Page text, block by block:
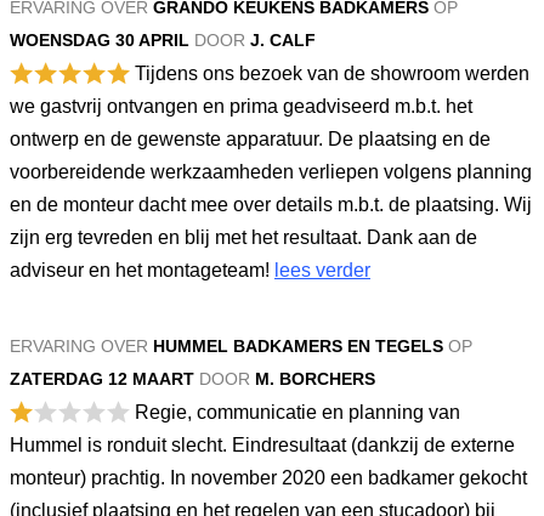
ERVARING OVER GRANDO KEUKENS BADKAMERS OP
WOENSDAG 30 APRIL DOOR J. CALF
Tijdens ons bezoek van de showroom werden
we gastvrij ontvangen en prima geadviseerd m.b.t. het
ontwerp en de gewenste apparatuur. De plaatsing en de
voorbereidende werkzaamheden verliepen volgens planning
en de monteur dacht mee over details m.b.t. de plaatsing. Wij
zijn erg tevreden en blij met het resultaat. Dank aan de
adviseur en het montageteam! lees verder
ERVARING OVER HUMMEL BADKAMERS EN TEGELS OP
ZATERDAG 12 MAART DOOR M. BORCHERS
Regie, communicatie en planning van
Hummel is ronduit slecht. Eindresultaat (dankzij de externe
monteur) prachtig. In november 2020 een badkamer gekocht
(inclusief plaatsing en het regelen van een stucadoor) bij